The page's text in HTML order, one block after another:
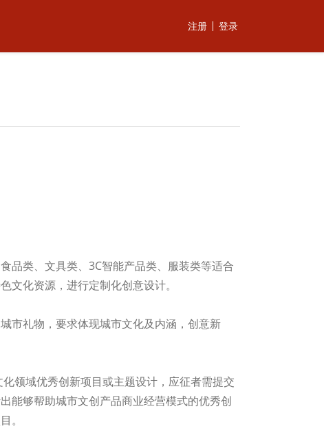
注册 登录
品类、文具类、3C智能产品类、服装类等适合
化资源，进行定制化创意设计。
市礼物，要求体现城市文化及内涵，创意新
领域优秀创新项目或主题设计，应征者需提交
能够帮助城市文创产品商业经营模式的优秀创
。